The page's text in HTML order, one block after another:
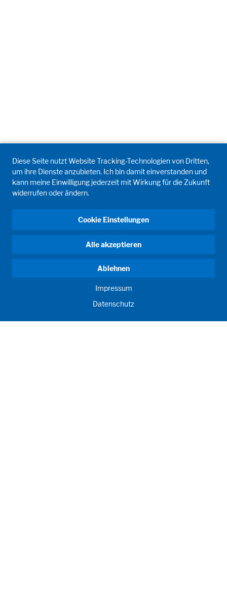
Diese Seite nutzt Website Tracking-Technologien von Dritten,
um ihre Dienste anzubieten. Ich bin damit einverstanden und
kann meine Einwilligung jederzeit mit Wirkung für die Zukunft
widerrufen oder ändern.
Cookie Einstellungen
Alle akzeptieren
Ablehnen
Impressum
Datenschutz